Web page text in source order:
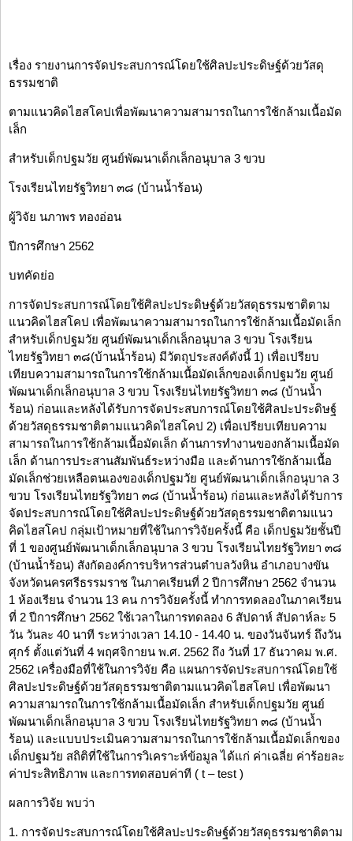
เรื่อง รายงานการจัดประสบการณ์โดยใช้ศิลปะประดิษฐ์ด้วยวัสดุ
ธรรมชาติ
ตามแนวคิดไฮสโคปเพื่อพัฒนาความสามารถในการใช้กล้ามเนื้อมัด
เล็ก
สำหรับเด็กปฐมวัย ศูนย์พัฒนาเด็กเล็กอนุบาล 3 ขวบ
โรงเรียนไทยรัฐวิทยา ๓๘ (บ้านน้ำร้อน)
ผู้วิจัย นภาพร ทองอ่อน
ปีการศึกษา 2562
บทคัดย่อ
การจัดประสบการณ์โดยใช้ศิลปะประดิษฐ์ด้วยวัสดุธรรมชาติตาม
แนวคิดไฮสโคป เพื่อพัฒนาความสามารถในการใช้กล้ามเนื้อมัดเล็ก
สำหรับเด็กปฐมวัย ศูนย์พัฒนาเด็กเล็กอนุบาล 3 ขวบ โรงเรียน
ไทยรัฐวิทยา ๓๘(บ้านน้ำร้อน) มีวัตถุประสงค์ดังนี้ 1) เพื่อเปรียบ
เทียบความสามารถในการใช้กล้ามเนื้อมัดเล็กของเด็กปฐมวัย ศูนย์
พัฒนาเด็กเล็กอนุบาล 3 ขวบ โรงเรียนไทยรัฐวิทยา ๓๘ (บ้านน้ำ
ร้อน) ก่อนและหลังได้รับการจัดประสบการณ์โดยใช้ศิลปะประดิษฐ์
ด้วยวัสดุธรรมชาติตามแนวคิดไฮสโคป 2) เพื่อเปรียบเทียบความ
สามารถในการใช้กล้ามเนื้อมัดเล็ก ด้านการทำงานของกล้ามเนื้อมัด
เล็ก ด้านการประสานสัมพันธ์ระหว่างมือ และด้านการใช้กล้ามเนื้อ
มัดเล็กช่วยเหลือตนเองของเด็กปฐมวัย ศูนย์พัฒนาเด็กเล็กอนุบาล 3
ขวบ โรงเรียนไทยรัฐวิทยา ๓๘ (บ้านน้ำร้อน) ก่อนและหลังได้รับการ
จัดประสบการณ์โดยใช้ศิลปะประดิษฐ์ด้วยวัสดุธรรมชาติตามแนว
คิดไฮสโคป กลุ่มเป้าหมายที่ใช้ในการวิจัยครั้งนี้ คือ เด็กปฐมวัยชั้นปี
ที่ 1 ของศูนย์พัฒนาเด็กเล็กอนุบาล 3 ขวบ โรงเรียนไทยรัฐวิทยา ๓๘
(บ้านน้ำร้อน) สังกัดองค์การบริหารส่วนตำบลวังหิน อำเภอบางขัน
จังหวัดนครศรีธรรมราช ในภาคเรียนที่ 2 ปีการศึกษา 2562 จำนวน
1 ห้องเรียน จำนวน 13 คน การวิจัยครั้งนี้ ทำการทดลองในภาคเรียน
ที่ 2 ปีการศึกษา 2562 ใช้เวลาในการทดลอง 6 สัปดาห์ สัปดาห์ละ 5
วัน วันละ 40 นาที ระหว่างเวลา 14.10 - 14.40 น. ของวันจันทร์ ถึงวัน
ศุกร์ ตั้งแต่วันที่ 4 พฤศจิกายน พ.ศ. 2562 ถึง วันที่ 17 ธันวาคม พ.ศ.
2562 เครื่องมือที่ใช้ในการวิจัย คือ แผนการจัดประสบการณ์โดยใช้
ศิลปะประดิษฐ์ด้วยวัสดุธรรมชาติตามแนวคิดไฮสโคป เพื่อพัฒนา
ความสามารถในการใช้กล้ามเนื้อมัดเล็ก สำหรับเด็กปฐมวัย ศูนย์
พัฒนาเด็กเล็กอนุบาล 3 ขวบ โรงเรียนไทยรัฐวิทยา ๓๘ (บ้านน้ำ
ร้อน) และแบบประเมินความสามารถในการใช้กล้ามเนื้อมัดเล็กของ
เด็กปฐมวัย สถิติที่ใช้ในการวิเคราะห์ข้อมูล ได้แก่ ค่าเฉลี่ย ค่าร้อยละ
ค่าประสิทธิภาพ และการทดสอบค่าที ( t – test )
ผลการวิจัย พบว่า
1. การจัดประสบการณ์โดยใช้ศิลปะประดิษฐ์ด้วยวัสดุธรรมชาติตาม